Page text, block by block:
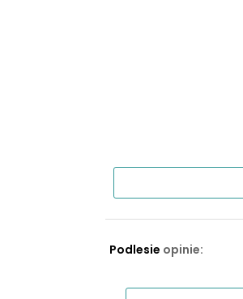
Podlesie opinie: